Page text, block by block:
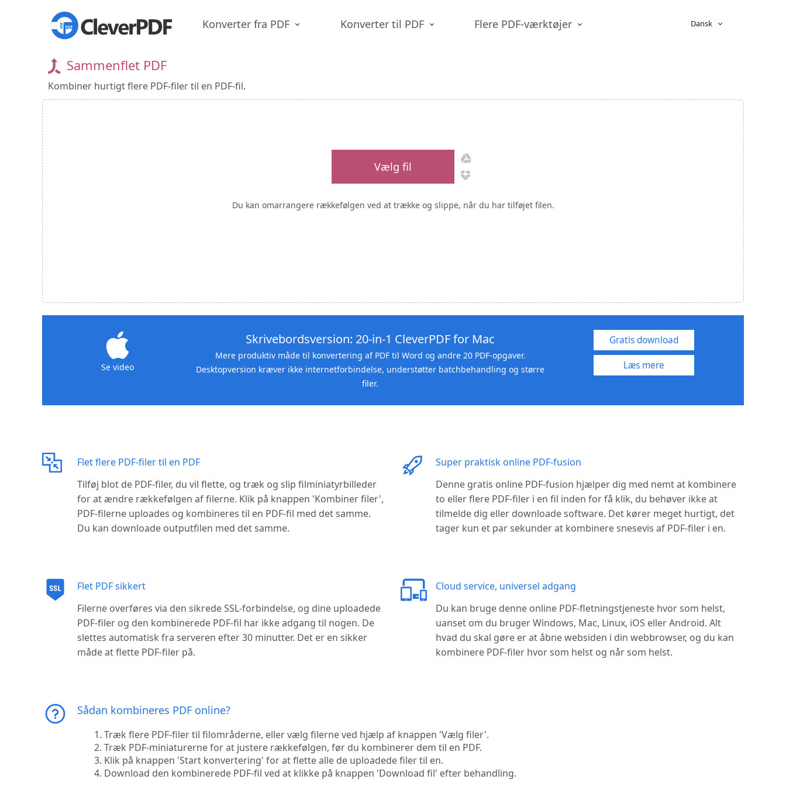
Konverter fra PDF Konverter til PDF Flere PDF-værktøjer Dansk
Sammenflet PDF
Kombiner hurtigt flere PDF-filer til en PDF-fil.
Vælg fil
Du kan omarrangere rækkefølgen ved at trække og slippe, når du har tilføjet filen.
Se video
Skrivebordsversion: 20-in-1 CleverPDF for Mac
Mere produktiv måde til konvertering af PDF til Word og andre 20 PDF-opgaver.
Desktopversion kræver ikke internetforbindelse, understøtter batchbehandling og større
filer.
Gratis download
Læs mere
Flet flere PDF-filer til en PDF
Tilføj blot de PDF-filer, du vil flette, og træk og slip filminiatyrbilleder
for at ændre rækkefølgen af ​​filerne. Klik på knappen 'Kombiner filer',
PDF-filerne uploades og kombineres til en PDF-fil med det samme.
Du kan downloade outputfilen med det samme.
Super praktisk online PDF-fusion
Denne gratis online PDF-fusion hjælper dig med nemt at kombinere
to eller flere PDF-filer i en fil inden for få klik, du behøver ikke at
tilmelde dig eller downloade software. Det kører meget hurtigt, det
tager kun et par sekunder at kombinere snesevis af PDF-filer i en.
Flet PDF sikkert
Filerne overføres via den sikrede SSL-forbindelse, og dine uploadede
PDF-filer og den kombinerede PDF-fil har ikke adgang til nogen. De
slettes automatisk fra serveren efter 30 minutter. Det er en sikker
måde at flette PDF-filer på.
Cloud service, universel adgang
Du kan bruge denne online PDF-fletningstjeneste hvor som helst,
uanset om du bruger Windows, Mac, Linux, iOS eller Android. Alt
hvad du skal gøre er at åbne websiden i din webbrowser, og du kan
kombinere PDF-filer hvor som helst og når som helst.
Sådan kombineres PDF online?
Træk flere PDF-filer til filområderne, eller vælg filerne ved hjælp af knappen 'Vælg filer'.
Træk PDF-miniaturerne for at justere rækkefølgen, før du kombinerer dem til en PDF.
Klik på knappen 'Start konvertering' for at flette alle de uploadede filer til en.
Download den kombinerede PDF-fil ved at klikke på knappen 'Download fil' efter behandling.